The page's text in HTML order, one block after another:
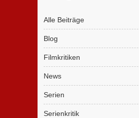
Alle Beiträge
Blog
Filmkritiken
News
Serien
Serienkritik